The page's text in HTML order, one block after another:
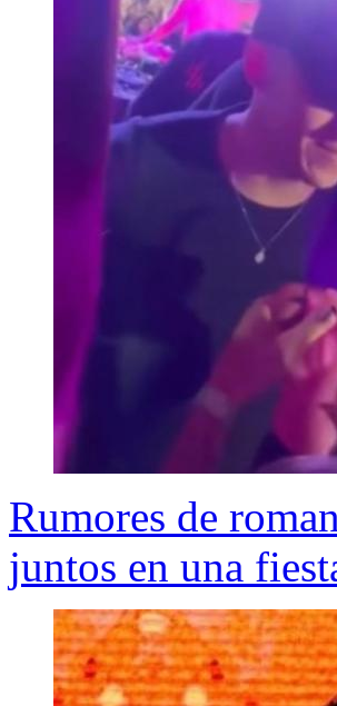
Rumores de
juntos en una